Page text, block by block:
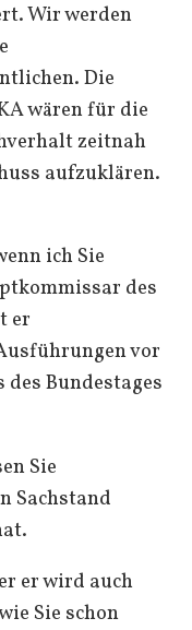
Wir werden
Die
wären für die
zeitnah
aufzuklären.
ich Sie
des
er
vor
Bundestages
Sie
Sachstand
er wird auch
Sie schon